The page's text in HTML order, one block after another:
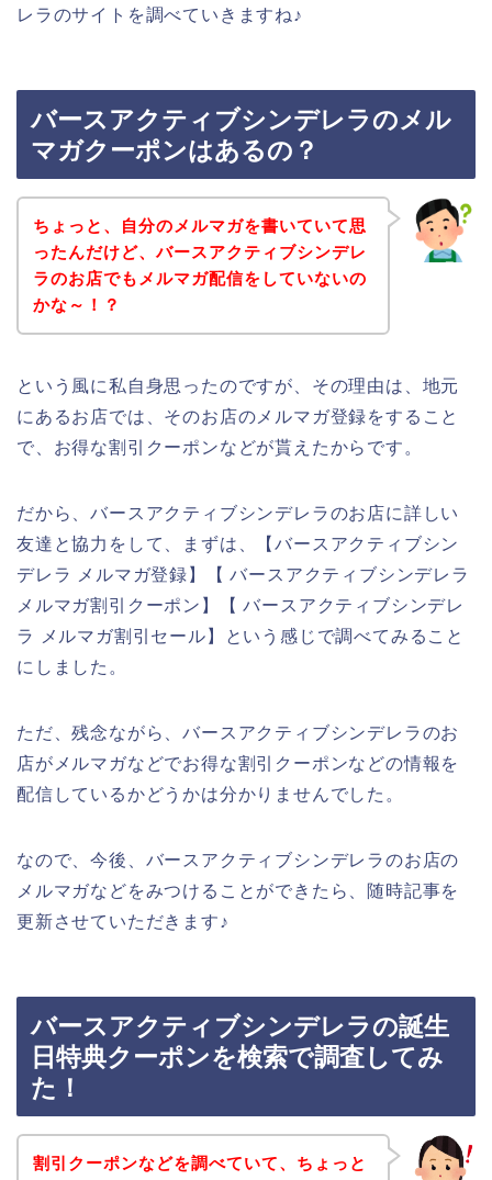
レラのサイトを調べていきますね♪
バースアクティブシンデレラのメル
マガクーポンはあるの？
ちょっと、自分のメルマガを書いていて思
ったんだけど、バースアクティブシンデレ
ラのお店でもメルマガ配信をしていないの
かな～！？
という風に私自身思ったのですが、その理由は、地元
にあるお店では、そのお店のメルマガ登録をすること
で、お得な割引クーポンなどが貰えたからです。
だから、バースアクティブシンデレラのお店に詳しい
友達と協力をして、まずは、【バースアクティブシン
デレラ メルマガ登録】【 バースアクティブシンデレラ
メルマガ割引クーポン】【 バースアクティブシンデレ
ラ メルマガ割引セール】という感じで調べてみること
にしました。
ただ、残念ながら、バースアクティブシンデレラのお
店がメルマガなどでお得な割引クーポンなどの情報を
配信しているかどうかは分かりませんでした。
なので、今後、バースアクティブシンデレラのお店の
メルマガなどをみつけることができたら、随時記事を
更新させていただきます♪
バースアクティブシンデレラの誕生
日特典クーポンを検索で調査してみ
た！
割引クーポンなどを調べていて、ちょっと